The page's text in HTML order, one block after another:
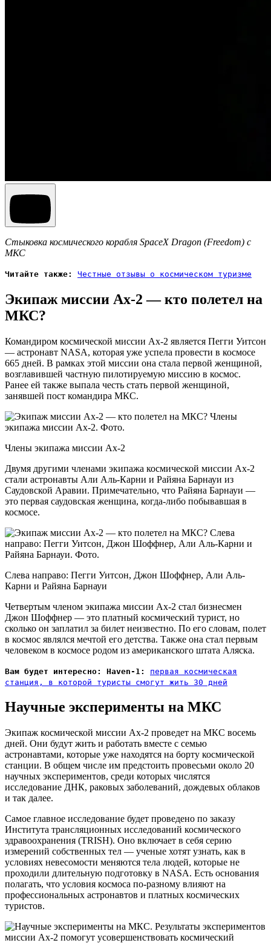
Стыковка космического корабля SpaceX Dragon (Freedom) с
МКС
Читайте также: Честные отзывы о космическом туризме
Экипаж миссии Ax-2 — кто полетел на
МКС?
Командиром космической миссии Ax-2 является Пегги Уитсон
— астронавт NASA, которая уже успела провести в космосе
665 дней. В рамках этой миссии она стала первой женщиной,
возглавившей частную пилотируемую миссию в космос.
Ранее ей также выпала честь стать первой женщиной,
занявшей пост командира МКС.
Члены экипажа миссии Ax-2
Двумя другими членами экипажа космической миссии Ax-2
стали астронавты Али Аль-Карни и Райяна Барнауи из
Саудовской Аравии. Примечательно, что Райяна Барнауи —
это первая саудовская женщина, когда-либо побывавшая в
космосе.
Слева направо: Пегги Уитсон, Джон Шоффнер, Али Аль-
Карни и Райяна Барнауи
Четвертым членом экипажа миссии Ax-2 стал бизнесмен
Джон Шоффнер — это платный космический турист, но
сколько он заплатил за билет неизвестно. По его словам, полет
в космос являлся мечтой его детства. Также она стал первым
человеком в космосе родом из американского штата Аляска.
Вам будет интересно: Haven-1:
первая космическая
станция, в которой туристы смогут жить 30 дней
Научные эксперименты на МКС
Экипаж космической миссии Ax-2 проведет на МКС восемь
дней. Они будут жить и работать вместе с семью
астронавтами, которые уже находятся на борту космической
станции. В общем числе им предстоить провесьми около 20
научных экспериментов, среди которых числятся
исследование ДНК, раковых заболеваний, дождевых облаков
и так далее.
Самое главное исследование будет проведено по заказу
Института трансляционных исследований космического
здравоохранения (TRISH). Оно включает в себя серию
измерений собственных тел — ученые хотят узнать, как в
условиях невесомости меняются тела людей, которые не
проходили длительную подготовку в NASA. Есть основания
полагать, что условия космоса по-разному влияют на
профессиональных астронавтов и платных космических
туристов.